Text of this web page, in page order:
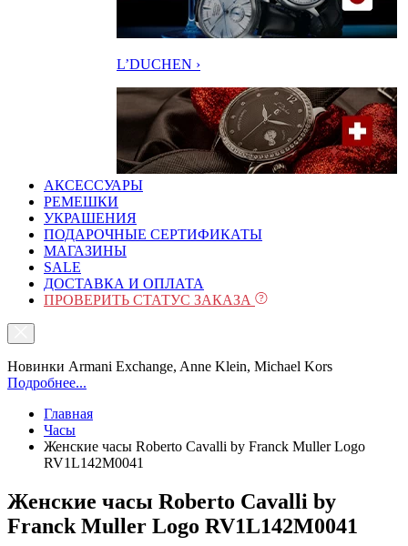
L’DUCHEN ›
АКСЕССУАРЫ
РЕМЕШКИ
УКРАШЕНИЯ
ПОДАРОЧНЫЕ СЕРТИФИКАТЫ
МАГАЗИНЫ
SALE
ДОСТАВКА И ОПЛАТА
ПРОВЕРИТЬ СТАТУС ЗАКАЗА
Новинки Armani Exchange, Anne Klein, Michael Kors
Подробнее...
Главная
Часы
Женские часы Roberto Cavalli by Franck Muller Logo
RV1L142M0041
Женские часы Roberto Cavalli by
Franck Muller Logo RV1L142M0041